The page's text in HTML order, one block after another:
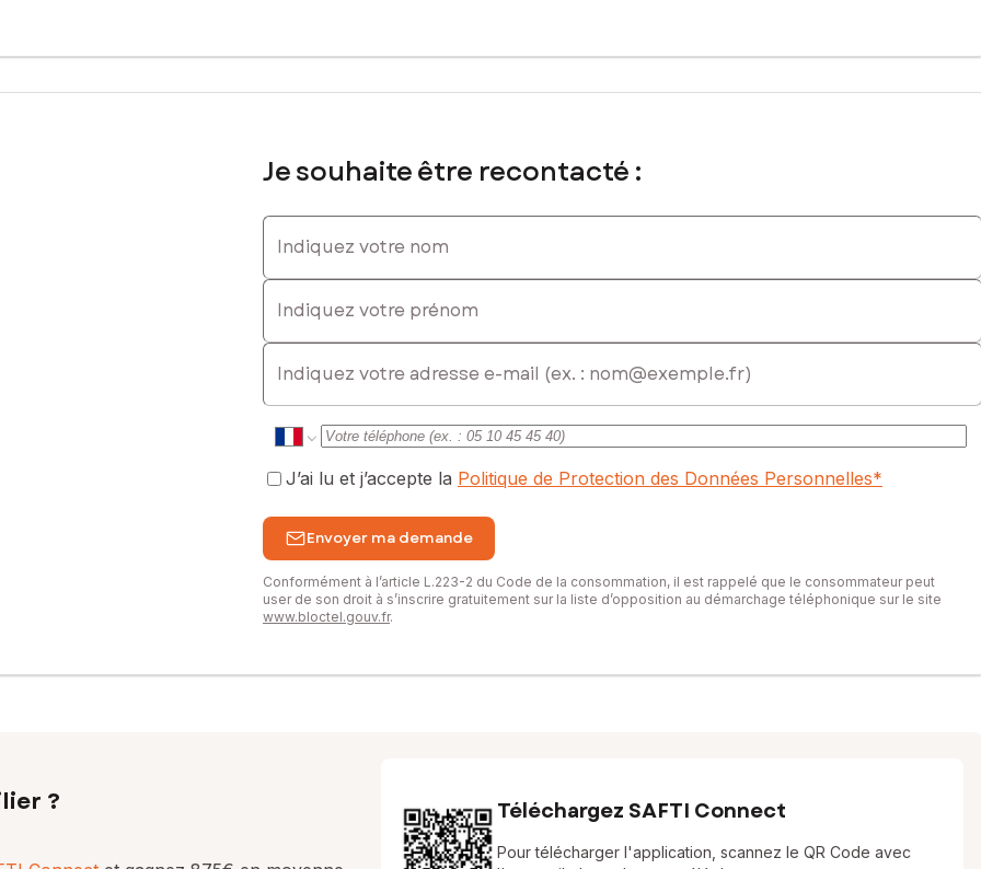
m² offre un cadre idéal pour la construction d'un projet sur mesure. La commune de Laiz bénéficie d'un environnement
ce terrain à bâtir de 966 m² est libre de constructeur, offrant ainsi une grande liberté dans la conception de votre future
sont disponibles sur le site Géorisques : www.georisques.gouv.fr
E-mail : daniel.dubois@safti.fr - EI - Agent commercial immatriculé au RSAC de BOURG-EN-BRESSE sous le numéro 793
Je souhaite être recontacté :
Indiquez votre nom
Indiquez votre prénom
E-mail
J’ai lu et j’accepte la Politique de Protection des Données Personnelles*
Envoyer ma demande
Conformément à l’article L.223-2 du Code de la consommation, il est rappelé que le consommateur peut
user de son droit à s’inscrire gratuitement sur la liste d’opposition au démarchage téléphonique sur le site
www.bloctel.gouv.fr.
? Téléchargez SAFTI Connect
Pour télécharger l'application, scannez le QR Code avec